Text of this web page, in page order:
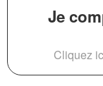
Je
Cliquez